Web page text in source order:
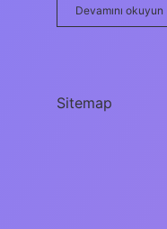
Devamını okuyun
Sitemap